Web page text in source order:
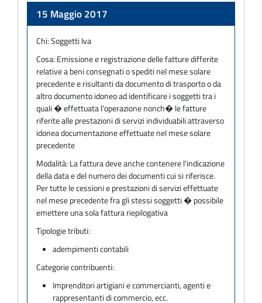
15 Maggio 2017
Chi:Soggetti Iva
Cosa: Emissione e registrazione delle fatture differite
relative a beni consegnati o spediti nel mese solare
precedente e risultanti da documento di trasporto o da
altro documento idoneo ad identificare i soggetti tra i
quali � effettuata l'operazione nonch� le fatture
riferite alle prestazioni di servizi individuabili attraverso
idonea documentazione effettuate nel mese solare
precedente
Modalità: La fattura deve anche contenere l'indicazione
della data e del numero dei documenti cui si riferisce.
Per tutte le cessioni e prestazioni di servizi effettuate
nel mese precedente fra gli stessi soggetti � possibile
emettere una sola fattura riepilogativa
Tipologie tributi:
adempimenti contabili
Categorie contribuenti:
Imprenditori artigiani e commercianti, agenti e
rappresentanti di commercio, ecc.